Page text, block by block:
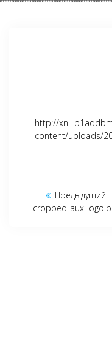
http://xn--
content/uploads/
Навигация
по
Предыдущий:
cropped-aux-